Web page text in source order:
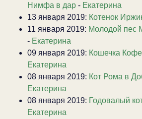
Нимфа в дар - Екатерина
13 января 2019: Котенок
11 января 2019: Молодой пес
- Екатерина
09 января 2019: Кошечка
Екатерина
08 января 2019: Кот Рома в
Екатерина
08 января 2019: Годовалый
Екатерина